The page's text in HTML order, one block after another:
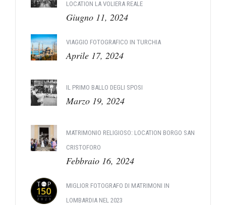
LOCATION LA VOLIERA REALE
Giugno 11, 2024
VIAGGIO FOTOGRAFICO IN TURCHIA
Aprile 17, 2024
IL PRIMO BALLO DEGLI SPOSI
Marzo 19, 2024
MATRIMONIO RELIGIOSO: LOCATION BORGO SAN
CRISTOFORO
Febbraio 16, 2024
MIGLIOR FOTOGRAFO DI MATRIMONI IN
LOMBARDIA NEL 2023